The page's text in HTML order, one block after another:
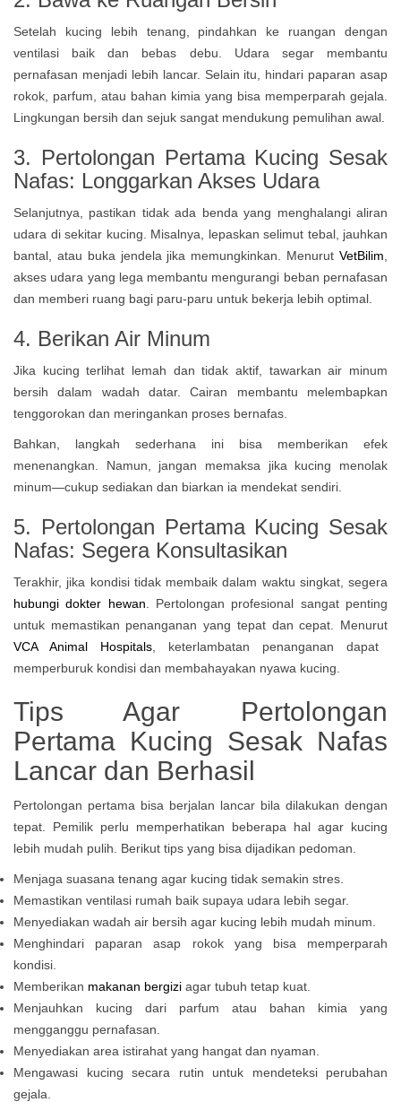
Setelah kucing lebih tenang, pindahkan ke ruangan dengan
ventilasi baik dan bebas debu. Udara segar membantu
pernafasan menjadi lebih lancar. Selain itu, hindari paparan asap
rokok, parfum, atau bahan kimia yang bisa memperparah gejala.
Lingkungan bersih dan sejuk sangat mendukung pemulihan awal.
3. Pertolongan Pertama Kucing Sesak
Nafas: Longgarkan Akses Udara
Selanjutnya, pastikan tidak ada benda yang menghalangi aliran
udara di sekitar kucing. Misalnya, lepaskan selimut tebal, jauhkan
bantal, atau buka jendela jika memungkinkan. Menurut VetBilim
akses udara yang lega membantu mengurangi beban pernafasan
dan memberi ruang bagi paru-paru untuk bekerja lebih optimal.
4. Berikan Air Minum
Jika kucing terlihat lemah dan tidak aktif, tawarkan air minum
bersih dalam wadah datar. Cairan membantu melembapkan
tenggorokan dan meringankan proses bernafas.
Bahkan, langkah sederhana ini bisa memberikan efek
menenangkan. Namun, jangan memaksa jika kucing menolak
minum—cukup sediakan dan biarkan ia mendekat sendiri.
5. Pertolongan Pertama Kucing Sesak
Nafas: Segera Konsultasikan
Terakhir, jika kondisi tidak membaik dalam waktu singkat, segera
hubungi dokter hewan . Pertolongan profesional sangat penting
untuk memastikan penanganan yang tepat dan cepat. Menurut
VCA Animal Hospitals , keterlambatan penanganan dapat
memperburuk kondisi dan membahayakan nyawa kucing.
Tips Agar Pertolongan
Pertama Kucing Sesak Nafas
Lancar dan Berhasil
Pertolongan pertama bisa berjalan lancar bila dilakukan dengan
tepat. Pemilik perlu memperhatikan beberapa hal agar kucing
lebih mudah pulih. Berikut tips yang bisa dijadikan pedoman.
Menjaga suasana tenang agar kucing tidak semakin stres.
Memastikan ventilasi rumah baik supaya udara lebih segar.
Menyediakan wadah air bersih agar kucing lebih mudah minum.
Menghindari paparan asap rokok yang bisa memperparah
kondisi.
Memberikan makanan bergizi agar tubuh tetap kuat.
Menjauhkan kucing dari parfum atau bahan kimia yang
mengganggu pernafasan.
Menyediakan area istirahat yang hangat dan nyaman.
Mengawasi kucing secara rutin untuk mendeteksi perubahan
gejala.